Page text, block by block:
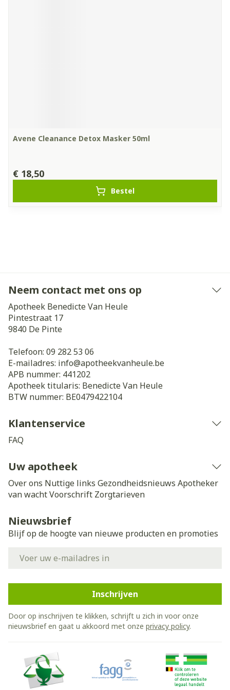
Avene Cleanance Detox Masker 50ml
€ 18,50
Bestel
Neem contact met ons op
Apotheek Benedicte Van Heule
Pintestraat 17
9840 De Pinte
Telefoon: 09 282 53 06
E-mailadres: info@apotheekvanheule.be
APB nummer: 441202
Apotheek titularis: Benedicte Van Heule
BTW nummer: BE0479422104
Klantenservice
FAQ
Uw apotheek
Over ons Nuttige links Gezondheidsnieuws Apotheker
van wachtVoorschrift Zorgtarieven
Nieuwsbrief
Blijf op de hoogte van nieuwe producten en promoties
Inschrijven
Door op inschrijven te klikken, schrijft u zich in voor onze
nieuwsbrief en gaat u akkoord met onze privacy policy.